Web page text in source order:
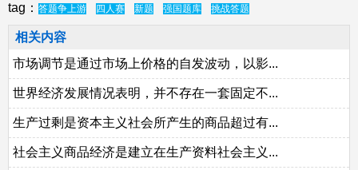
tag： 答题争上游 四人赛 新题 强国题库 挑战答题
相关内容
市场调节是通过市场上价格的自发波动，以影...
世界经济发展情况表明，并不存在一套固定不...
生产过剩是资本主义社会所产生的商品超过有...
社会主义商品经济是建立在生产资料社会主义...